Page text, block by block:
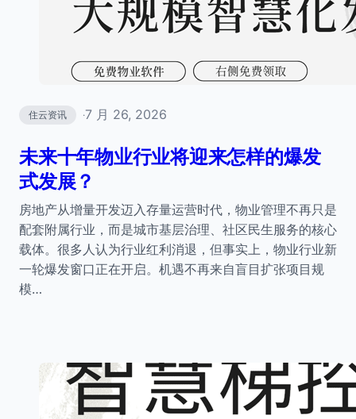
住云资讯 ·7 月 26, 2026
未来十年物业行业将迎来怎样的爆发
式发展？
房地产从增量开发迈入存量运营时代，物业管理不再只是
配套附属行业，而是城市基层治理、社区民生服务的核心
载体。很多人认为行业红利消退，但事实上，物业行业新
一轮爆发窗口正在开启。机遇不再来自盲目扩张项目规
模…